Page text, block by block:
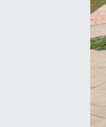
En çok
GENEL